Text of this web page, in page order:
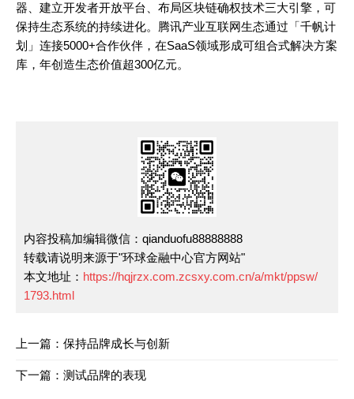
器、建立开发者开放平台、布局区块链确权技术三大引擎，可
保持生态系统的持续进化。腾讯产业互联网生态通过「千帆计
划」连接5000+合作伙伴，在SaaS领域形成可组合式解决方案
库，年创造生态价值超300亿元。
内容投稿加编辑微信：qianduofu88888888
转载请说明来源于"环球金融中心官方网站"
本文地址： https://hqjrzx.com.zcsxy.com.cn/a/mkt/ppsw/
1793.html
上一篇：保持品牌成长与创新
下一篇：测试品牌的表现